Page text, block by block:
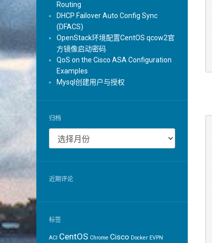
Routing
DHCP Failover Auto Config Sync
(DFACS)
OpenStack环境配置CentOS qcow2官
方镜像启动密码
QoS on the Cisco ASA Configuration
Examples
Mysql创建用户与授权
归档
近期评论
标签
ACI CentOS Chrome Cisco Docker EVPN